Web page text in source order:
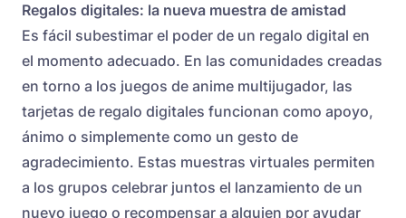
Regalos digitales: la nueva muestra de amistad
Es fácil subestimar el poder de un regalo digital en
el momento adecuado. En las comunidades creadas
en torno a los juegos de anime multijugador, las
tarjetas de regalo digitales funcionan como apoyo,
ánimo o simplemente como un gesto de
agradecimiento. Estas muestras virtuales permiten
a los grupos celebrar juntos el lanzamiento de un
nuevo juego o recompensar a alguien por ayudar